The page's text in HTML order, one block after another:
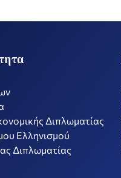
Διπλωματίας
Ελληνισμού
Διπλωματίας